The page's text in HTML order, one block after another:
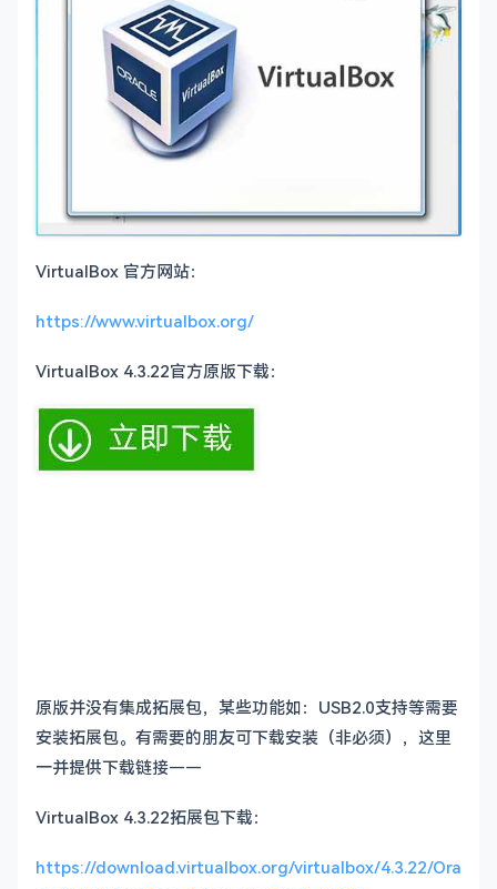
VirtualBox 官方网站：
https://www.virtualbox.org/
VirtualBox 4.3.22官方原版下载：
原版并没有集成拓展包，某些功能如：USB2.0支持等需要
安装拓展包。有需要的朋友可下载安装（非必须），这里
一并提供下载链接——
VirtualBox 4.3.22拓展包下载：
https://download.virtualbox.org/virtualbox/4.3.22/Ora